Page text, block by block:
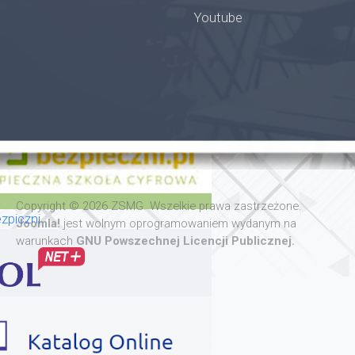
Youtube
Copyright © 2026 ZSMG. Wszelkie prawa zastrzeżone.
Joomla! jest wolnym oprogramowaniem wydanym na
warunkach GNU Powszechnej Licencji Publicznej.